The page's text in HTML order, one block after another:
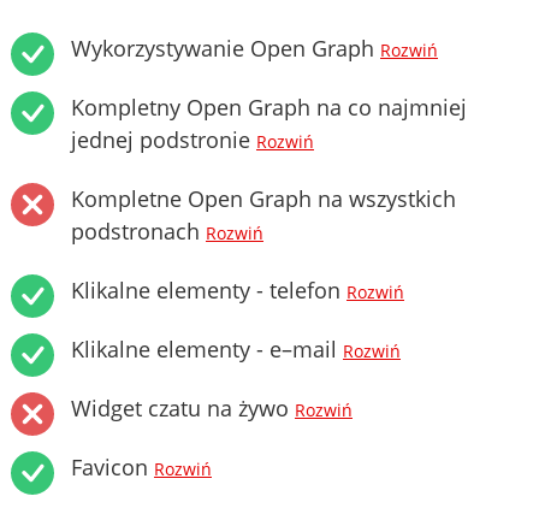
Wykorzystywanie Open Graph Rozwiń
Kompletny Open Graph na co najmniej
jednej podstronie Rozwiń
Kompletne Open Graph na wszystkich
podstronach Rozwiń
Klikalne elementy - telefon Rozwiń
Klikalne elementy - e–mail Rozwiń
Widget czatu na żywo Rozwiń
Favicon Rozwiń